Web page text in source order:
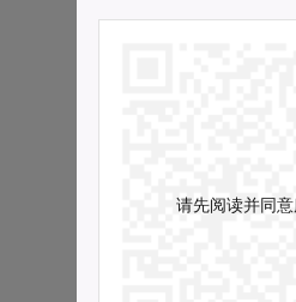
请先阅读并同